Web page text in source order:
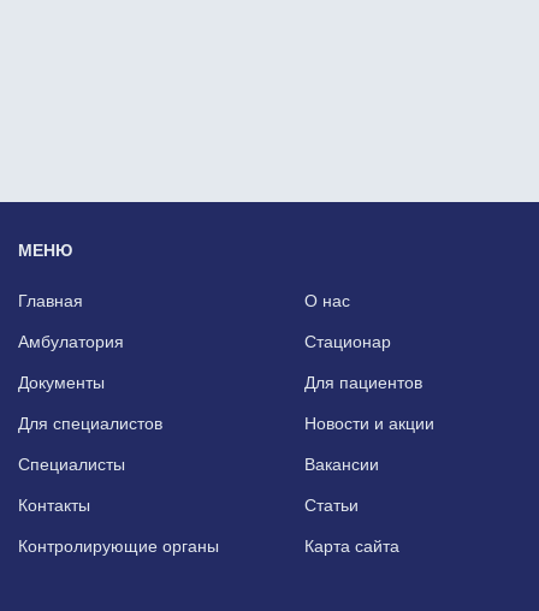
МЕНЮ
Главная О нас
Амбулатория Стационар
Документы Для пациентов
Для специалистов Новости и акции
Специалисты Вакансии
Контакты Статьи
Контролирующие органы Карта сайта